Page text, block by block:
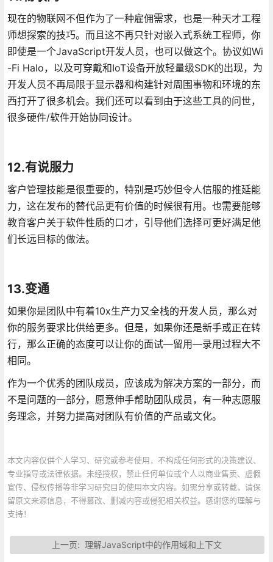
现在的物联网不但作为了一种雇佣需求，也是一种天才工程
师想探索的技巧。而且这不再只针对嵌入式系统工程师，你
即使是一个JavaScript开发人员，也可以做这个。协议如Wi
-Fi Halo，以及可穿戴和IoT设备开放轻量级SDK的出现，为
开发人员不再局限于显示器和构建针对周围事物和环境的东
西打开了很多机会。我们还可以看到由于这些工具的问世，
很多硬件/软件开始协同设计。
12.有说服力
客户管理技能是很重要的，特别是巧妙但令人信服的推延能
力，这在发布的替代品更有价值的时候很有用。也需要能够
教育客户关于软件性质的口才，引导他们选择可更好满足他
们长远目标的做法。
13.变通
如果你是团队中有着10x生产力又全栈的开发人员，那么对
你的服务要求比供给更多。但是，如果你还是新手或正在转
行，那么正确的态度可以让你的面试—留用—录用过程大不
相同。
作为一个优秀的团队成员，应该成为解决方案的一部分，而
不是问题的一部分，愿意伸手帮助团队成员，有一种志愿服
务理念，并努力提高对团队有价值的产品或文化。
本文内容仅供个人学习、研究或参考使用，不构成任何形式的决策建议、
专业指导或法律依据。未经授权，禁止任何单位或个人以商业售卖、虚假
宣传、侵权传播等非学习研究目的使用本文内容。如需分享或转载，请保
留原文来源信息，不得篡改、删减内容或侵犯相关权益。感谢您的理解与
支持！
上一页:理解JavaScript中的作用域和上下文